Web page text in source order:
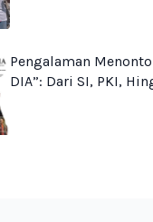
Pengalaman
DIA”: Dari SI, PKI,